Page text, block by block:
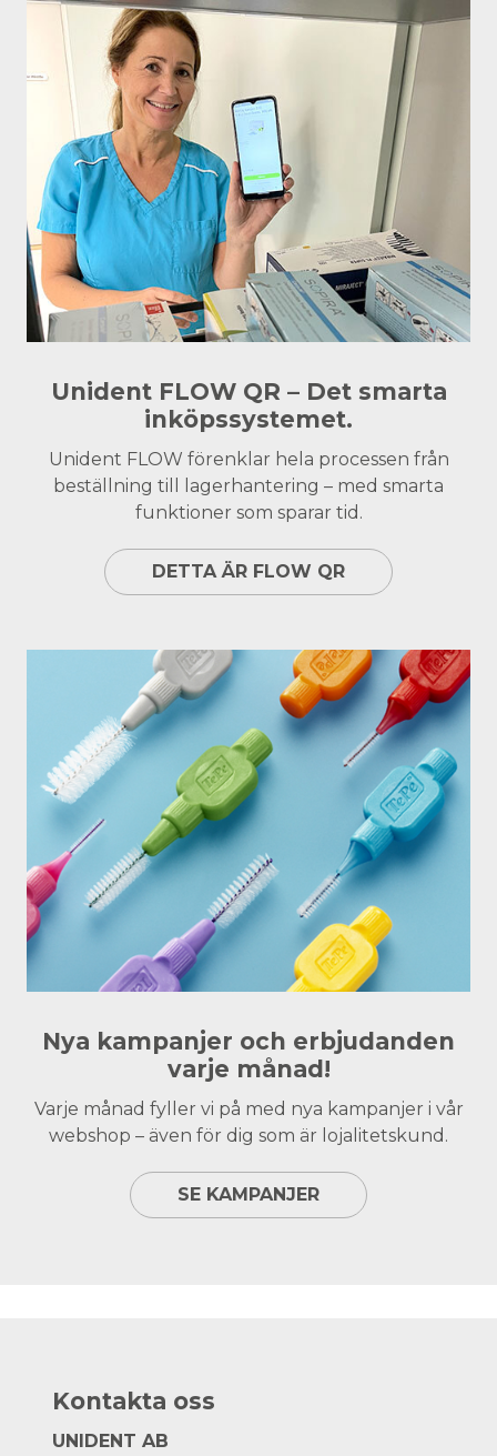
Unident FLOW QR – Det smarta
inköpssystemet.
Unident FLOW förenklar hela processen från
beställning till lagerhantering – med smarta
funktioner som sparar tid.
DETTA ÄR FLOW QR
Nya kampanjer och erbjudanden
varje månad!
Varje månad fyller vi på med nya kampanjer i vår
webshop – även för dig som är lojalitetskund.
SE KAMPANJER
Kontakta oss
UNIDENT AB